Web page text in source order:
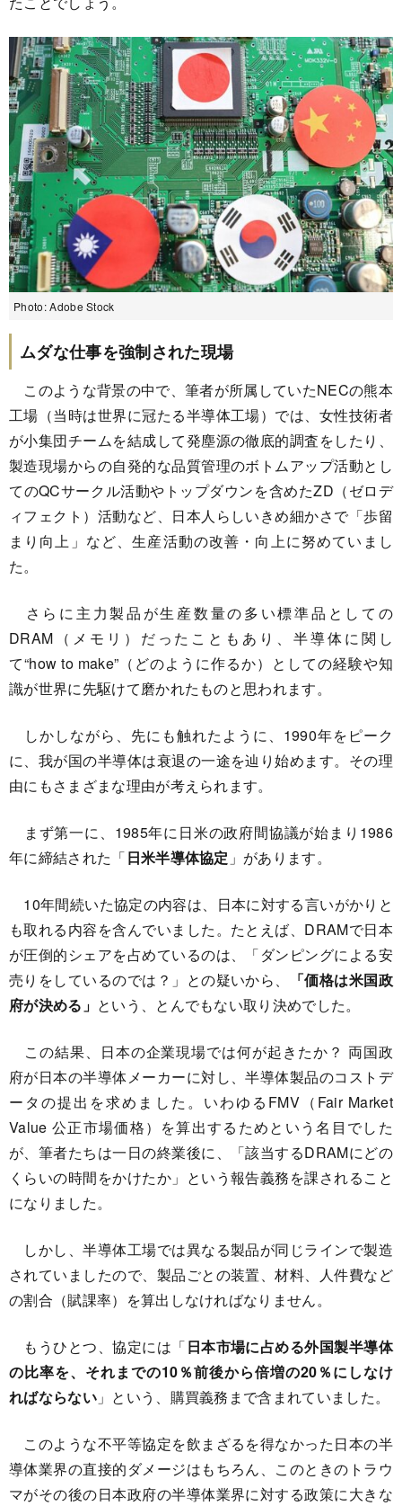
Photo: Adobe Stock
ムダな仕事を強制された現場
このような背景の中で、筆者が所属していたNECの熊本
工場（当時は世界に冠たる半導体工場）では、女性技術者
が小集団チームを結成して発塵源の徹底的調査をしたり、
製造現場からの自発的な品質管理のボトムアップ活動とし
てのQCサークル活動やトップダウンを含めたZD（ゼロデ
ィフェクト）活動など、日本人らしいきめ細かさで「歩留
まり向上」など、生産活動の改善・向上に努めていまし
た。
さらに主力製品が生産数量の多い標準品としての
DRAM（メモリ）だったこともあり、半導体に関し
て“how to make”（どのように作るか）としての経験や知
識が世界に先駆けて磨かれたものと思われます。
しかしながら、先にも触れたように、1990年をピーク
に、我が国の半導体は衰退の一途を辿り始めます。その理
由にもさまざまな理由が考えられます。
まず第一に、1985年に日米の政府間協議が始まり1986
年に締結された「日米半導体協定 」があります。
10年間続いた協定の内容は、日本に対する言いがかりと
も取れる内容を含んでいました。たとえば、DRAMで日本
が圧倒的シェアを占めているのは、「ダンピングによる安
売りをしているのでは？」との疑いから、
「価格は米国政
府が決める」 という、とんでもない取り決めでした。
この結果、日本の企業現場では何が起きたか？ 両国政
府が日本の半導体メーカーに対し、半導体製品のコストデ
ータの提出を求めました。いわゆるFMV（Fair Market
Value 公正市場価格）を算出するためという名目でした
が、筆者たちは一日の終業後に、「該当するDRAMにどの
くらいの時間をかけたか」という報告義務を課されること
になりました。
しかし、半導体工場では異なる製品が同じラインで製造
されていましたので、製品ごとの装置、材料、人件費など
の割合（賦課率）を算出しなければなりません。
もうひとつ、協定には「日本市場に占める外国製半導体
の比率を、それまでの10％前後から倍増の20％にしなけ
ればならない」という、購買義務まで含まれていました。
このような不平等協定を飲まざるを得なかった日本の半
導体業界の直接的ダメージはもちろん、このときのトラウ
マがその後の日本政府の半導体業界に対する政策に大きな